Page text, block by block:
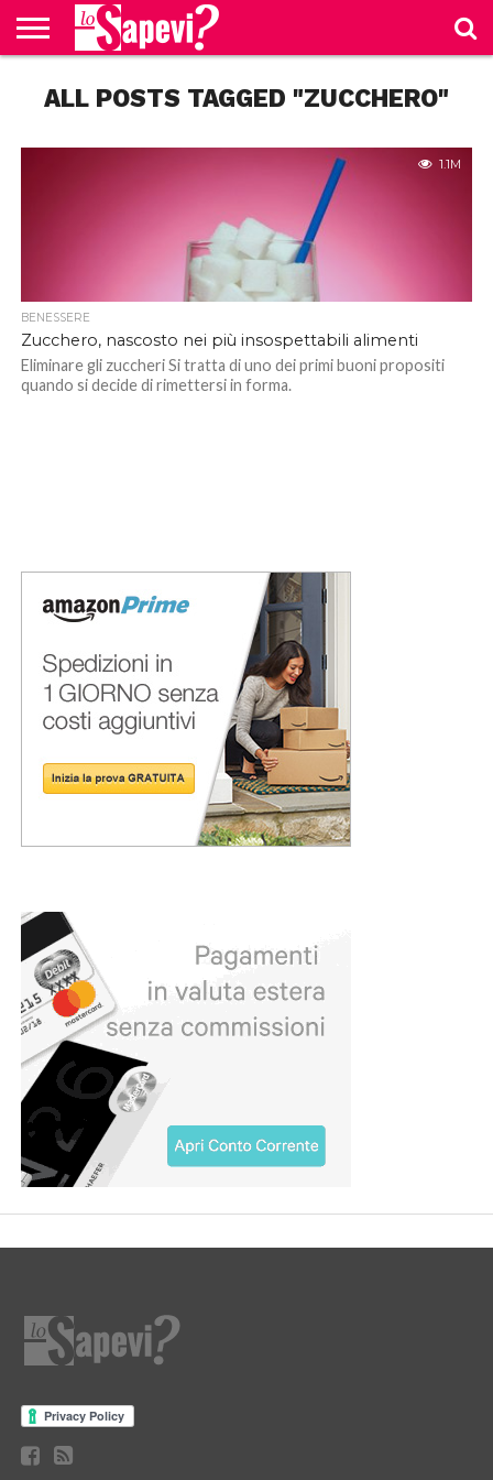
BENESSERE
GOSSIP
PRODOTTI
AMAZON
NEWS
CASA E
CUCINA
ALL POSTS TAGGED "ZUCCHERO"
1.1M
BENESSERE
Zucchero, nascosto nei più insospettabili alimenti
Eliminare gli zuccheri Si tratta di uno dei primi buoni propositi
quando si decide di rimettersi in forma.